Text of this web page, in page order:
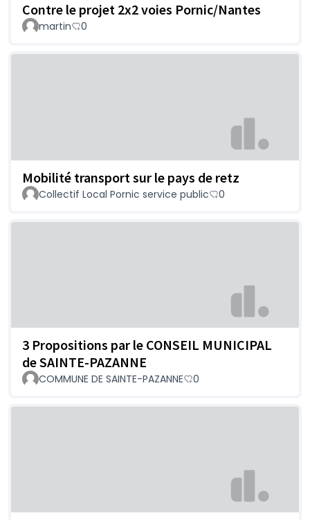
Contre le projet 2x2 voies Pornic/Nantes
martin 0
Mobilité transport sur le pays de retz
Collectif Local Pornic service public 0
3 Propositions par le CONSEIL MUNICIPAL
de SAINTE-PAZANNE
COMMUNE DE SAINTE-PAZANNE 0